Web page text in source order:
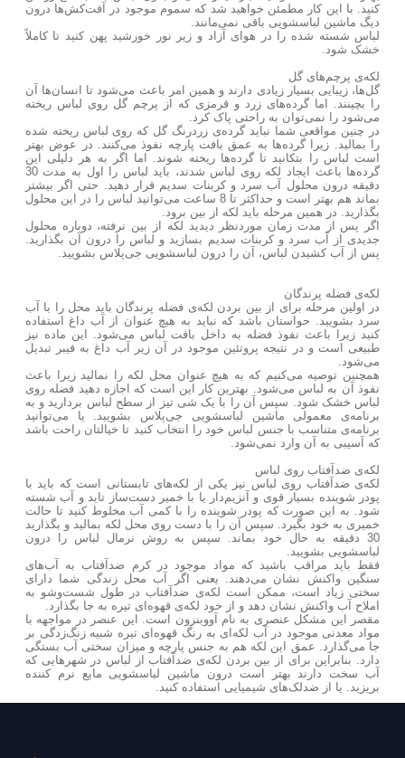
کنید. با این کار مطمئن خواهید شد که سموم موجود در آفت‌کش‌ها درون
دیگ ماشین لباسشویی باقی نمی‌مانند.
لباس شسته شده را در هوای آزاد و زیر نور خورشید پهن کنید تا کاملاً
خشک شود.
لکه‌ی پرچم‌های گل
گل‌ها، زیبایی بسیار زیادی دارند و همین امر باعث می‌شود تا انسان‌ها آن
را بچینند. اما گرده‌های زرد و قرمزی که از پرچم گل روی لباس ریخته
می‌شود را نمی‌توان به راحتی پاک کرد.
در چنین مواقعی شما نباید گرده‌ی زردرنگ گل که روی لباس ریخته شده
را بمالید. زیرا گرده‌ها به عمق بافت پارچه نفوذ می‌کنند. در عوض بهتر
است لباس را بتکانید تا گرده‌ها ریخته شوند. اما اگر به هر دلیلی این
گرده‌ها باعث ایجاد لکه روی لباس شدند، باید لباس را اول به مدت 30
دقیقه درون محلول آب سرد و کربنات سدیم قرار دهید. حتی اگر بیشتر
بماند هم بهتر است و حداکثر تا 8 ساعت می‌توانید لباس را در این محلول
بگذارید. در همین مرحله باید لکه از بین برود.
اگر پس از مدت زمان موردنظر دیدید لکه از بین نرفته، دوباره محلول
جدیدی از آب سرد و کربنات سدیم بسازید و لباس را درون آن بگذارید.
پس از آب کشیدن لباس، آن را درون لباسشویی جی‌پلاس بشویید.
لکه‌ی فضله پرندگان
در اولین مرحله برای از بین بردن لکه‌ی فضله پرندگان باید محل را با آب
سرد بشویید. حواستان باشد که نباید به هیچ عنوان از آب داغ استفاده
کنید زیرا باعث نفوذ فضله به داخل بافت لباس می‌شود. این ماده نیز
طبیعی است و در نتیجه پروتئین موجود در آن زیر آب داغ به فیبر تبدیل
می‌شود.
همچنین توصیه می‌کنیم که به هیچ عنوان محل لکه را نمالید زیرا باعث
نفوذ آن به لباس می‌شود. بهترین کار این است که اجازه دهید فضله روی
لباس خشک شود. سپس آن را با یک شی تیز از سطح لباس بردارید و به
برنامه‌ی معمولی ماشین لباسشویی جی‌پلاس بشویید. یا می‌توانید
برنامه‌ی متناسب با جنس لباس خود را انتخاب کنید تا خیالتان راحت باشد
که آسیبی به آن وارد نمی‌شود.
لکه‌ی ضدآفتاب روی لباس
لکه‌ی ضدآفتاب روی لباس نیز یکی از لکه‌های تابستانی است که باید با
پودر شوینده بسیار قوی و آنزیم‌دار یا با خمیر دست‌ساز تاید و آب شسته
شود. به این صورت که پودر شوینده را با کمی آب مخلوط کنید تا حالت
خمیری به خود بگیرد. سپس آن را با دست روی محل لکه بمالید و بگذارید
30 دقیقه به حال خود بماند. سپس به روش نرمال لباس را درون
لباسشویی بشویید.
فقط باید مراقب باشید که مواد موجود در کرم ضدآفتاب به آب‌های
سنگین واکنش نشان می‌دهند. یعنی اگر آب محل زندگی شما دارای
سختی زیاد است، ممکن است لکه‌ی ضدآفتاب در طول شست‌وشو به
املاح آب واکنش نشان دهد و از خود لکه‌ی قهوه‌ای تیره به جا بگذارد.
مقصر این مشکل عنصری به نام آووبنزون است. این عنصر در مواجهه با
مواد معدنی موجود در آب لکه‌ای به رنگ قهوه‌ای تیره شبیه زنگ‌زدگی بر
جا می‌گذارد. عمق این لکه هم به جنس پارچه و میزان سختی آب بستگی
دارد. بنابراین برای از بین بردن لکه‌ی ضدآفتاب از لباس در شهرهایی که
آب سخت دارند بهتر است درون ماشین لباسشویی مایع نرم کننده
بریزید. یا از ضدلک‌های شیمیایی استفاده کنید.